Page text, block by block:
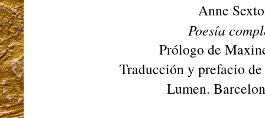
Anne
Poesía
Prólogo de
Traducción y prefacio
Lumen.